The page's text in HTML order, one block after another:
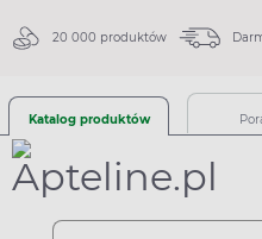
20 000 produktów
Katalog produktów